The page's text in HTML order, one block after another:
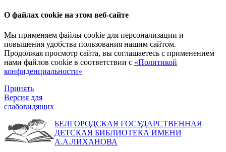
О файлах cookie на этом веб-сайте
Мы применяем файлы cookie для персонализации и
повышения удобства пользования нашим сайтом.
Продолжая просмотр сайта, вы соглашаетесь с применением
нами файлов cookie в соответствии с «Политикой
конфиденциальности»
Принять
Версия для
слабовидящих
БЕЛГОРОДСКАЯ ГОСУДАРСТВЕННАЯ
ДЕТСКАЯ БИБЛИОТЕКА ИМЕНИ
А.А.ЛИХАНОВА